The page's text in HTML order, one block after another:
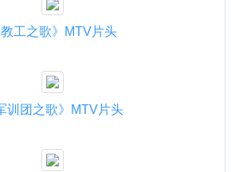
教工之歌》MTV片头
训团之歌》MTV片头